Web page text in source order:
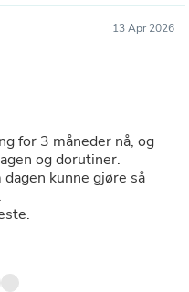
13 Apr 2026
for 3 måneder nå, og
og dorutiner.
kunne gjøre så